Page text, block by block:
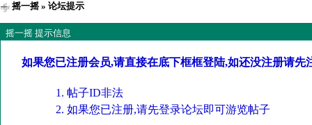
摇一摇» 论坛提示
摇一摇 提示信息
如果您已注册会员,请直接在底下框框登陆,如还没注册请先
帖子ID非法
如果您已注册,请先登录论坛即可游览帖子